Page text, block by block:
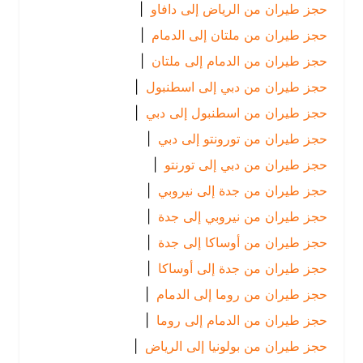
حجز طيران من الرياض إلى دافاو
|
حجز طيران من ملتان إلى الدمام
|
حجز طيران من الدمام إلى ملتان |
حجز طيران من دبي إلى اسطنبول |
حجز طيران من اسطنبول إلى دبي |
حجز طيران من تورونتو إلى دبي |
حجز طيران من دبي إلى تورنتو |
حجز طيران من جدة إلى نيروبي |
حجز طيران من نيروبي إلى جدة
حجز طيران من أوساكا إلى جدة
حجز طيران من جدة إلى أوساكا |
حجز طيران من روما إلى الدمام
|
حجز طيران من الدمام إلى روما
|
حجز طيران من بولونيا إلى الرياض
|